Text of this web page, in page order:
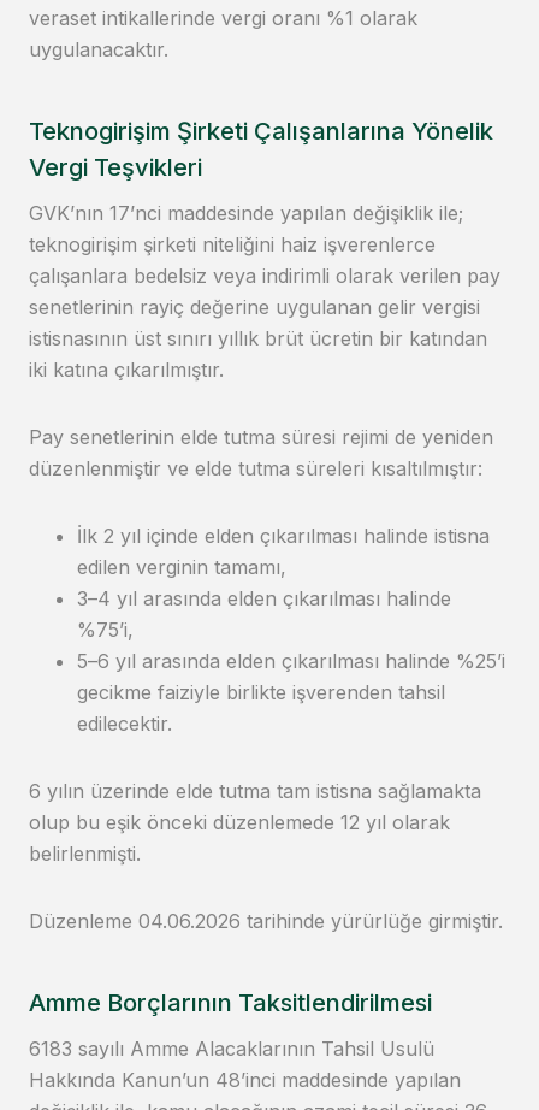
veraset intikallerinde vergi oranı %1 olarak
uygulanacaktır.
Teknogirişim Şirketi Çalışanlarına Yönelik
Vergi Teşvikleri
GVK’nın 17’nci maddesinde yapılan değişiklik ile;
teknogirişim şirketi niteliğini haiz işverenlerce
çalışanlara bedelsiz veya indirimli olarak verilen pay
senetlerinin rayiç değerine uygulanan gelir vergisi
istisnasının üst sınırı yıllık brüt ücretin bir katından
iki katına çıkarılmıştır.
Pay senetlerinin elde tutma süresi rejimi de yeniden
düzenlenmiştir ve elde tutma süreleri kısaltılmıştır:
İlk 2 yıl içinde elden çıkarılması halinde istisna
edilen verginin tamamı,
3–4 yıl arasında elden çıkarılması halinde
%75’i,
5–6 yıl arasında elden çıkarılması halinde %25’i
gecikme faiziyle birlikte işverenden tahsil
edilecektir.
6 yılın üzerinde elde tutma tam istisna sağlamakta
olup bu eşik önceki düzenlemede 12 yıl olarak
belirlenmişti.
Düzenleme 04.06.2026 tarihinde yürürlüğe girmiştir.
Amme Borçlarının Taksitlendirilmesi
6183 sayılı Amme Alacaklarının Tahsil Usulü
Hakkında Kanun’un 48’inci maddesinde yapılan